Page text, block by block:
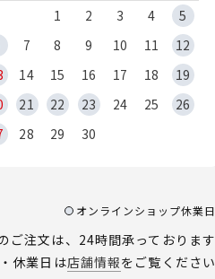
1
2 3 4
5
7 8 9 10 11
12
14 15 16 17 18
19
21 22 23 24 25
26
28 29 30
オンラインショップ休業日
ご注文は、24時間承っております
休業日は店舗情報をご覧ください